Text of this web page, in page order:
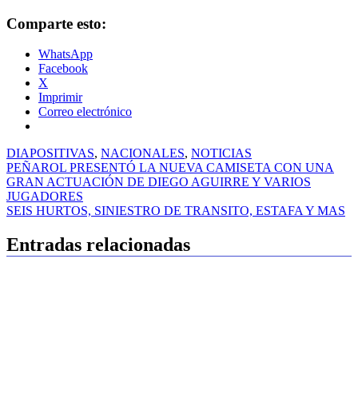
Comparte esto:
WhatsApp
Facebook
X
Imprimir
Correo electrónico
DIAPOSITIVAS, NACIONALES, NOTICIAS
Navegación
de
entradas
PEÑAROL PRESENTÓ LA NUEVA CAMISETA CON UNA
GRAN ACTUACIÓN DE DIEGO AGUIRRE Y VARIOS
JUGADORES
SEIS HURTOS, SINIESTRO DE TRANSITO, ESTAFA Y MAS
Entradas relacionadas